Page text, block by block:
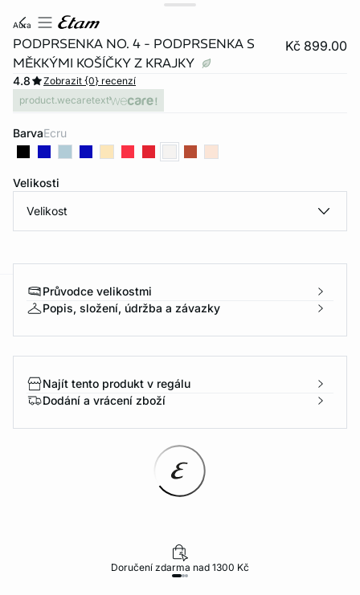
aura
PODPRSENKA NO. 4 - PODPRSENKA S
MĚKKÝMI KOŠÍČKY Z KRAJKY
Kč 899.00
4.8
Zobrazit {0} recenzí
product.wecaretext
Barva ecru
Velikosti
Velikost
Průvodce velikostmi
Popis, složení, údržba a závazky
Najít tento produkt v regálu
Dodání a vrácení zboží
Doručení zdarma nad 1300 Kč